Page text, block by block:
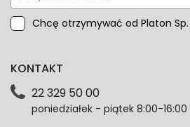
Chcę otrzymywać od Platon
przeze mnie adres e-mail
dotyczące danych osobowych
każdym czasie. Wycofanie
zgodność z prawem
KONTAKT
22 329 50 00
poniedziałek - piątek 8:00-16:00